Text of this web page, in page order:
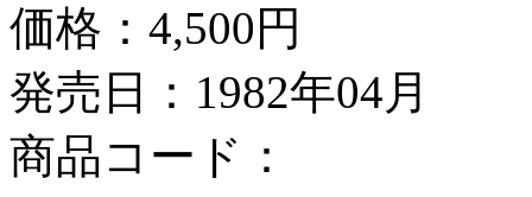
価格： 4,500円
発売日：1982年04月
商品コード：